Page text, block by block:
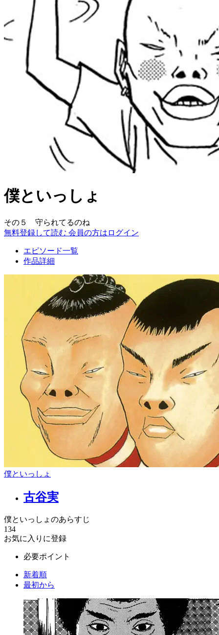
僕といっしょ
その５ 守られてるのね
無料登録して読む 会員の方はログイン
エピソード一覧
作品詳細
僕といっしょ
古谷実
僕といっしょのあらすじ
134
お気に入りに登録
必要ポイント
新着順
最初から